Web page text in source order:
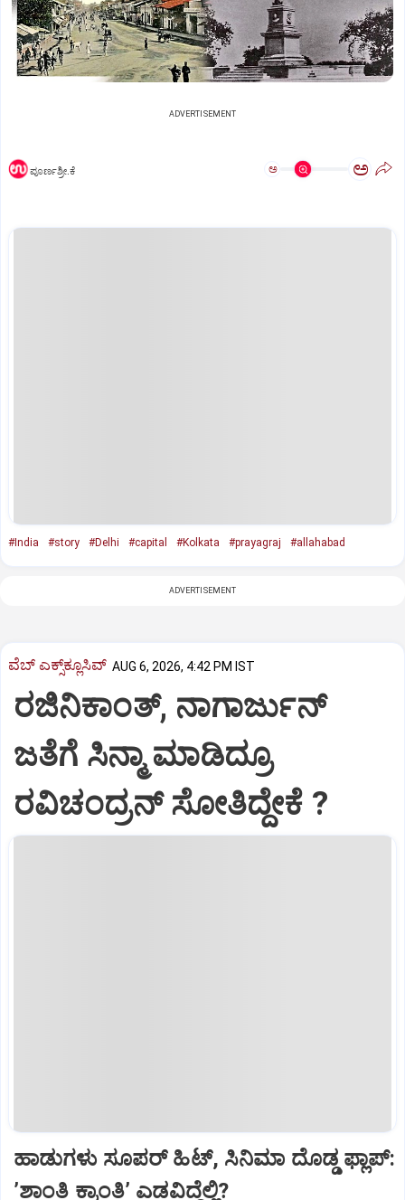
ADVERTISEMENT
ಪೂರ್ಣಶ್ರೀ.ಕೆ ಅ ಅ
#India #story #Delhi #capital #Kolkata #prayagraj #allahabad
ADVERTISEMENT
ವೆಬ್ ಎಕ್ಸ್‌ಕ್ಲೂಸಿವ್ AUG 6, 2026, 4:42 PM IST
ರಜಿನಿಕಾಂತ್‌, ನಾಗಾರ್ಜುನ್‌
ಜತೆಗೆ ಸಿನ್ಮಾ ಮಾಡಿದ್ರೂ
ರವಿಚಂದ್ರನ್ ಸೋತಿದ್ದೇಕೆ ?‌
ಹಾಡುಗಳು ಸೂಪರ್‌ ಹಿಟ್‌, ಸಿನಿಮಾ ದೊಡ್ಡ ಫ್ಲಾಪ್:
ʼಶಾಂತಿ ಕ್ರಾಂತಿʼ ಎಡವಿದ್ದೆಲ್ಲಿ?